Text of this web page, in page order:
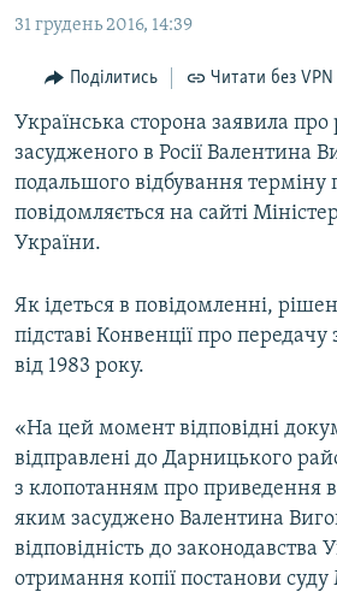
основної
навігації
Перейти
пошуку
БЛОГИ
ПОГЛЯД
ІНТЕРВ'Ю
ВСЕ ЗА ДЕНЬ
СПЕЦПРОЕКТИ
ДЕПОРТАЦІЯ
ВІДЕОУРОКИ «ELIFBE»
СВІДЧЕННЯ ОКУПАЦІЇ
ІНФОГРАФІКА
ЯК ОБІЙТИ БЛОКУВАННЯ
Русский
Qırımtatar
ДОЛУЧАЙСЯ!
Усі сайти RFE/RL
31 грудень 2016, 14:39
Поділитись Читати без VPN
Українська сторона заявила
засудженого в Росії Валентина
подальшого відбування
повідомляється на сайті
України.
Як ідеться в повідомленні,
підставі Конвенції про
від 1983 року.
«На цей момент відповідні
відправлені до Дарницького
з клопотанням про приведення
яким засуджено Валентина
відповідність до законодавства
отримання копії постанови